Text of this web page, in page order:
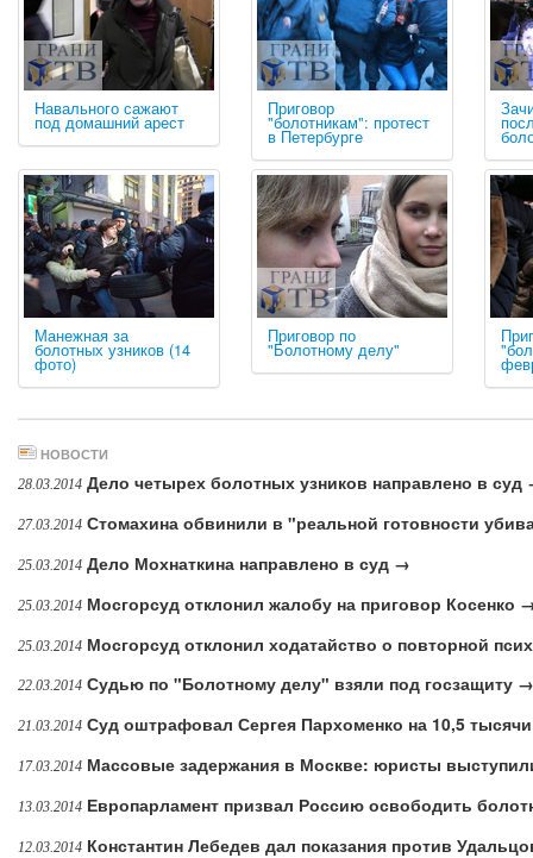
Навального сажают
под домашний арест
Приговор
"болотникам": протест
в Петербурге
Манежная за
болотных узников (14
фото)
Приговор по
"Болотному делу"
НОВОСТИ
28.03.2014 Дело четырех болотных узников направлено в суд
27.03.2014 Стомахина обвинили в "реальной готовности
25.03.2014 Дело Мохнаткина направлено в суд →
25.03.2014 Мосгорсуд отклонил жалобу на приговор Косенко
25.03.2014 Мосгорсуд отклонил ходатайство о повторной
22.03.2014 Судью по "Болотному делу" взяли под госзащиту →
21.03.2014 Суд оштрафовал Сергея Пархоменко на 10,5
17.03.2014 Массовые задержания в Москве: юристы
13.03.2014 Европарламент призвал Россию освободить
12.03.2014 Константин Лебедев дал показания против